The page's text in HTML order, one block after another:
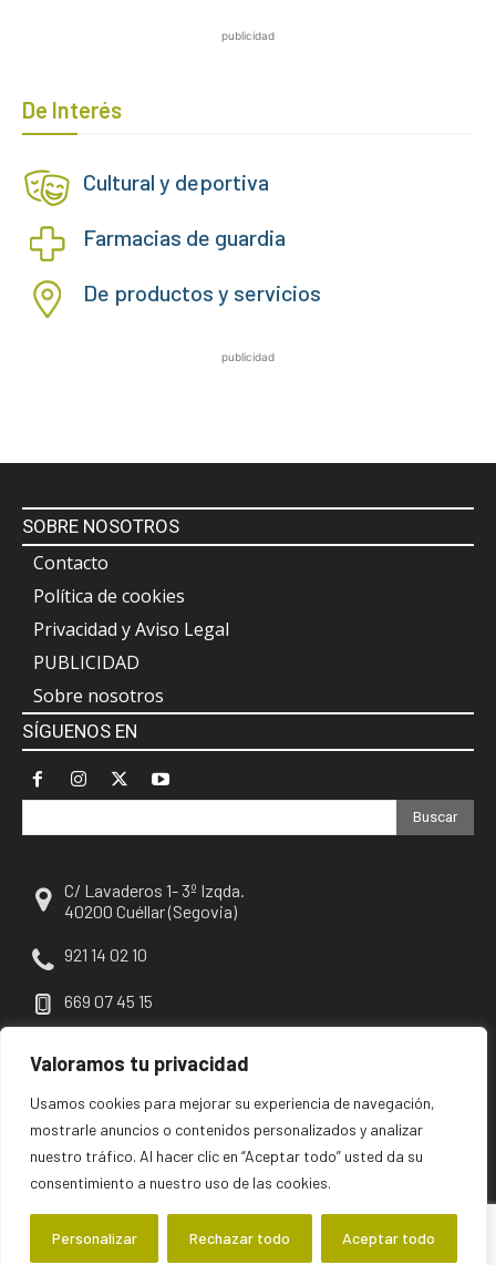
Valoramos tu privacidad
Usamos cookies para mejorar su experiencia de navegación,
mostrarle anuncios o contenidos personalizados y analizar
nuestro tráfico. Al hacer clic en “Aceptar todo” usted da su
consentimiento a nuestro uso de las cookies.
Personalizar Rechazar todo Aceptar todo
publicidad
De Interés
Cultural y deportiva
Farmacias de guardia
De productos y servicios
publicidad
SOBRE NOSOTROS
Contacto
Política de cookies
Privacidad y Aviso Legal
PUBLICIDAD
Sobre nosotros
SÍGUENOS EN
Buscar
C/ Lavaderos 1- 3º Izqda.
40200 Cuéllar (Segovia)
921 14 02 10
669 07 45 15